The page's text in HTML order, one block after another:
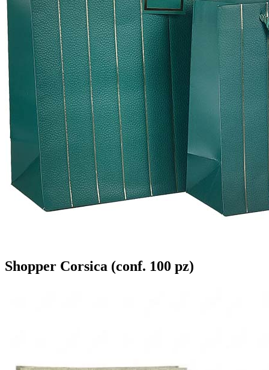
Shopper Corsica (conf. 100 pz)